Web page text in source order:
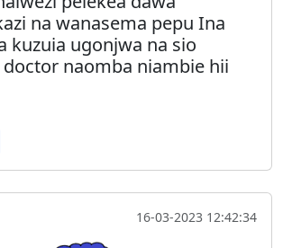
na wanasema pepu Ina
kuzuia ugonjwa na sio
naomba niambie hii
16-03-2023 12:42:34